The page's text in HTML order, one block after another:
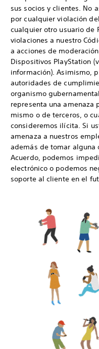
sus socios y clientes. No
por cualquier violación
cualquier otro usuario de
violaciones a nuestro
a acciones de
Dispositivos PlayStation
información). Asimismo,
autoridades de
organismo
representa una
mismo o de terceros, o
consideremos ilícita. Si
amenaza a nuestros
además de tomar alguna
Acuerdo, podemos
electrónico o podemos
soporte al cliente en el